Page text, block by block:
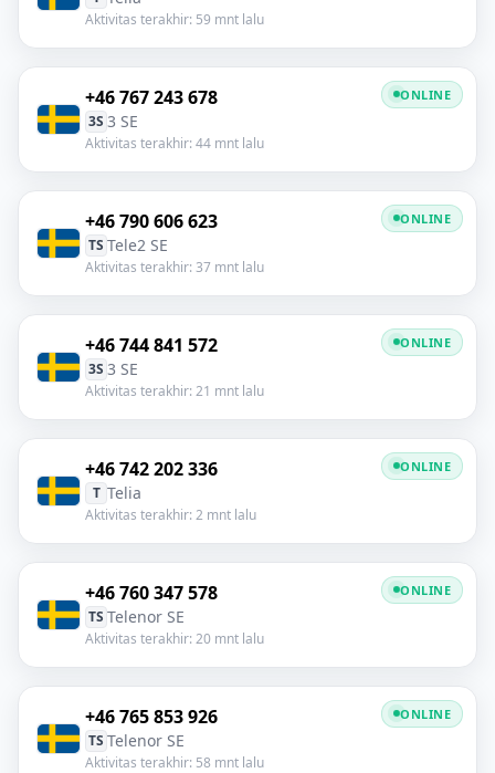
Aktivitas terakhir: 59 mnt lalu
+46 767 243 678
3S 3 SE
Aktivitas terakhir: 44 mnt lalu
ONLINE
+46 790 606 623
TS Tele2 SE
Aktivitas terakhir: 37 mnt lalu
ONLINE
+46 744 841 572
3S 3 SE
Aktivitas terakhir: 21 mnt lalu
ONLINE
+46 742 202 336
T Telia
Aktivitas terakhir: 2 mnt lalu
ONLINE
+46 760 347 578
TS Telenor SE
Aktivitas terakhir: 20 mnt lalu
ONLINE
+46 765 853 926
TS Telenor SE
Aktivitas terakhir: 58 mnt lalu
ONLINE